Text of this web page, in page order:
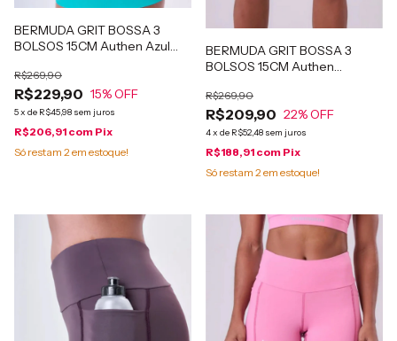
BERMUDA GRIT BOSSA 3
BOLSOS 15CM Authen Azul
R$229,90
R$269,90
15% OFF
5x de R$45,98 sem juros
R$206,91 com Pix
Só restam 2em estoque!
BERMUDA GRIT BOSSA 3
BOLSOS 15CM Authen
R$209,90
R$269,90
22% OFF
4x de R$52,48 sem juros
R$188,91 com Pix
Só restam 2 em estoque!